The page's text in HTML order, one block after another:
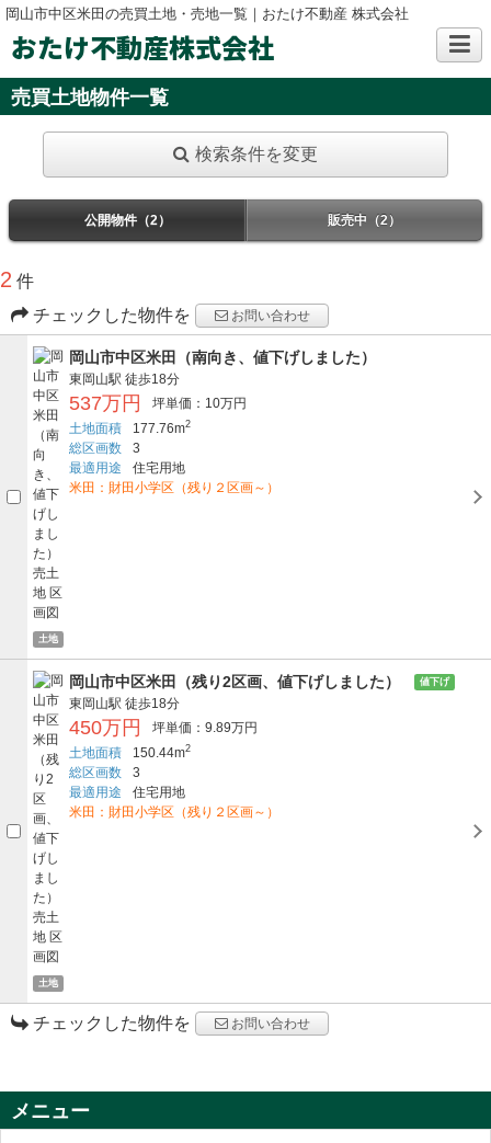
岡山市中区米田の売買土地・売地一覧｜おたけ不動産 株式会社
おたけ不動産株式会社
売買土地物件一覧
検索条件を変更
公開物件（2） 販売中（2）
2 件
チェックした物件を
お問い合わせ
土地
岡山市中区米田（南向き、値下げしました）
東岡山駅 徒歩18分
537万円
坪単価：10万円
土地面積
177.76m2
総区画数
3
最適用途
住宅用地
米田：財田小学区（残り２区画～）
土地
岡山市中区米田（残り2区画、値下げしました） 値下げ
東岡山駅 徒歩18分
450万円
坪単価：9.89万円
土地面積
150.44m2
総区画数
3
最適用途
住宅用地
米田：財田小学区（残り２区画～）
チェックした物件を お問い合わせ
メニュー